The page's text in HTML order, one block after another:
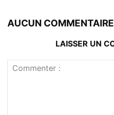
AUCUN COMMENTAIRE
LAISSER UN